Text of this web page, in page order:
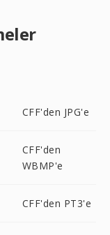
CFF'den JPG'e
CFF'den
WBMP'e
CFF'den PT3'e